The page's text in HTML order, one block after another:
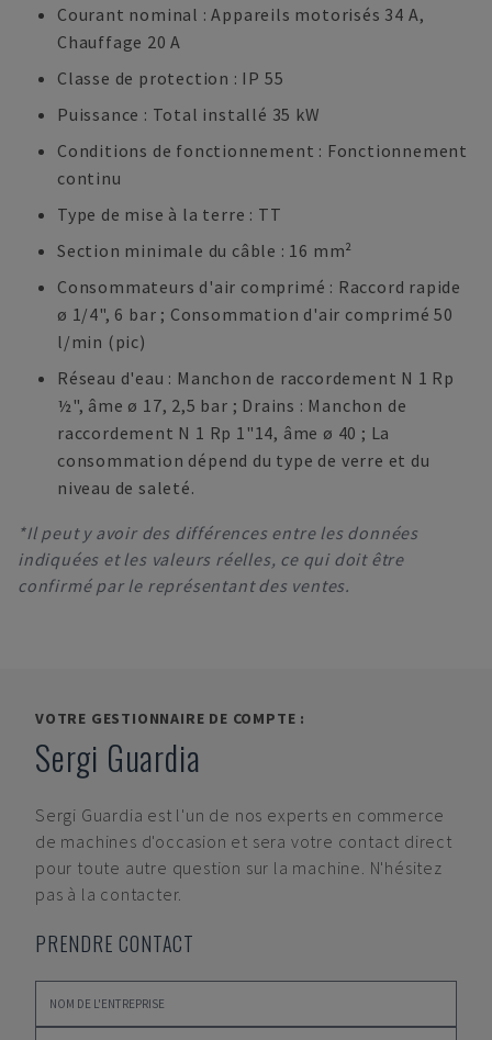
Courant nominal : Appareils motorisés 34 A,
Chauffage 20 A
Classe de protection : IP 55
Puissance : Total installé 35 kW
Conditions de fonctionnement : Fonctionnement
continu
Type de mise à la terre : TT
Section minimale du câble : 16 mm²
Consommateurs d'air comprimé : Raccord rapide
ø 1/4", 6 bar ; Consommation d'air comprimé 50
l/min (pic)
Réseau d'eau : Manchon de raccordement N 1 Rp
½", âme ø 17, 2,5 bar ; Drains : Manchon de
raccordement N 1 Rp 1"14, âme ø 40 ; La
consommation dépend du type de verre et du
niveau de saleté.
*Il peut y avoir des différences entre les données
indiquées et les valeurs réelles, ce qui doit être
confirmé par le représentant des ventes.
VOTRE GESTIONNAIRE DE COMPTE :
Sergi Guardia
Sergi Guardia est l'un de nos experts en commerce
de machines d'occasion et sera votre contact direct
pour toute autre question sur la machine. N'hésitez
pas à la contacter.
PRENDRE CONTACT